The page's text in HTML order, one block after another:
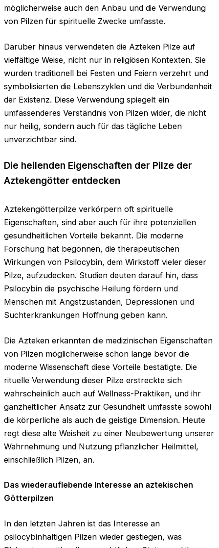
möglicherweise auch den Anbau und die Verwendung
von Pilzen für spirituelle Zwecke umfasste.
Darüber hinaus verwendeten die Azteken Pilze auf
vielfältige Weise, nicht nur in religiösen Kontexten. Sie
wurden traditionell bei Festen und Feiern verzehrt und
symbolisierten die Lebenszyklen und die Verbundenheit
der Existenz. Diese Verwendung spiegelt ein
umfassenderes Verständnis von Pilzen wider, die nicht
nur heilig, sondern auch für das tägliche Leben
unverzichtbar sind.
Die heilenden Eigenschaften der Pilze der
Aztekengötter entdecken
Aztekengötterpilze verkörpern oft spirituelle
Eigenschaften, sind aber auch für ihre potenziellen
gesundheitlichen Vorteile bekannt. Die moderne
Forschung hat begonnen, die therapeutischen
Wirkungen von Psilocybin, dem Wirkstoff vieler dieser
Pilze, aufzudecken. Studien deuten darauf hin, dass
Psilocybin die psychische Heilung fördern und
Menschen mit Angstzuständen, Depressionen und
Suchterkrankungen Hoffnung geben kann.
Die Azteken erkannten die medizinischen Eigenschaften
von Pilzen möglicherweise schon lange bevor die
moderne Wissenschaft diese Vorteile bestätigte. Die
rituelle Verwendung dieser Pilze erstreckte sich
wahrscheinlich auch auf Wellness-Praktiken, und ihr
ganzheitlicher Ansatz zur Gesundheit umfasste sowohl
die körperliche als auch die geistige Dimension. Heute
regt diese alte Weisheit zu einer Neubewertung unserer
Wahrnehmung und Nutzung pflanzlicher Heilmittel,
einschließlich Pilzen, an.
Das wiederauflebende Interesse an aztekischen
Götterpilzen
In den letzten Jahren ist das Interesse an
psilocybinhaltigen Pilzen wieder gestiegen, was